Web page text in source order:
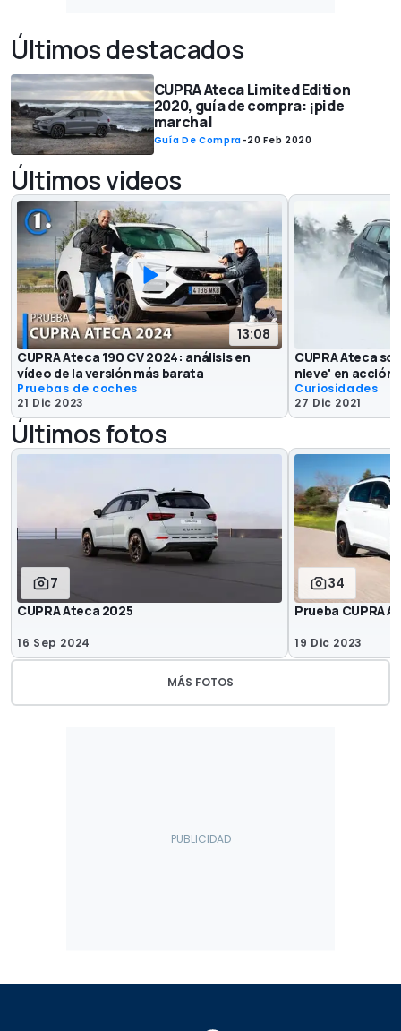
Últimos destacados
CUPRA Ateca Limited Edition
2020, guía de compra: ¡pide
marcha!
Guía De Compra-20 Feb 2020
Últimos videos
13:08
CUPRA Ateca 190 CV 2024: análisis en
vídeo de la versión más barata
Pruebas de coches
21 Dic 2023
CUPRA Ateca
nieve' en acción
Curiosidades
27 Dic 2021
Últimos fotos
7
CUPRA Ateca 2025
16 Sep 2024
34
Prueba CUPRA
19 Dic 2023
MÁS FOTOS